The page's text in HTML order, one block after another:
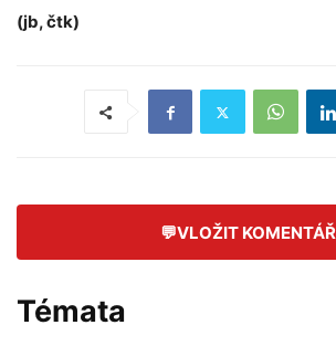
(jb, čtk)
💬VLOŽIT KOMENTÁŘ
Témata